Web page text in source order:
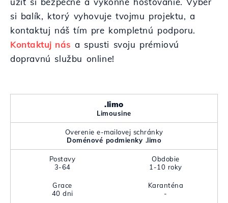
si balík, ktorý vyhovuje tvojmu projektu, a
kontaktuj náš tím pre kompletnú podporu.
Kontaktuj nás a spusti svoju prémiovú
dopravnú službu online!
.limo
Limousine
Overenie e-mailovej schránky
Doménové podmienky .limo
Postavy
3-64
Obdobie
1-10 roky
Grace
40 dni
Karanténa
-